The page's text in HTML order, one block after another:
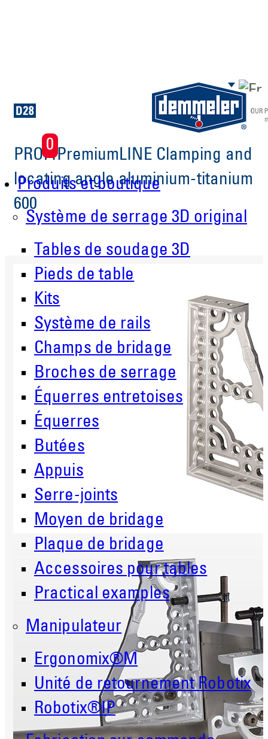
Aller au contenu principal
0
Produits et boutique
Système de serrage 3D original
Tables de soudage 3D
Pieds de table
Kits
Système de rails
Champs de bridage
Broches de serrage
Équerres entretoises
Équerres
Butées
Appuis
Serre-joints
Moyen de bridage
Plaque de bridage
Accessoires pour tables
Practical examples
Manipulateur
Ergonomix®M
Unité de retournement Robotix
Robotix®IP
PROFIPremiumLINE Clamping and
locating angle aluminium-titanium
600